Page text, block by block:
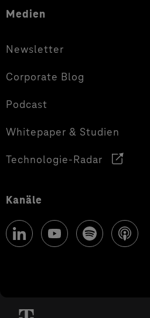
Medien
Newsletter
Corporate Blog
Podcast
Whitepaper & Studien
Technologie-Radar
Kanäle